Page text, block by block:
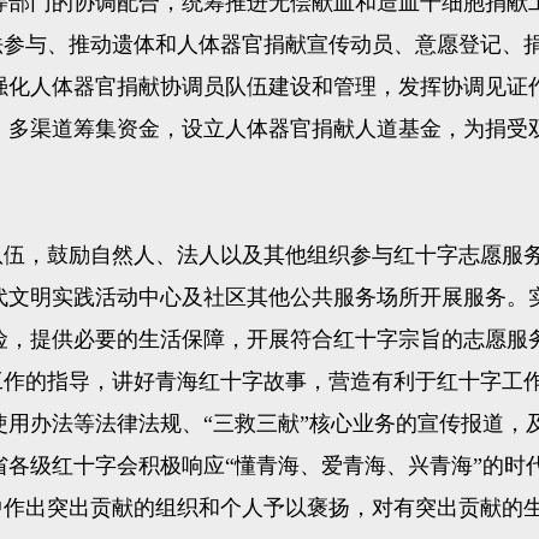
、推动遗体和人体器官捐献宣传动员、意愿登记、
人体器官捐献协调员队伍建设和管理，发挥协调见
渠道筹集资金，设立人体器官捐献人道基金，为捐受
鼓励自然人、法人以及其他组织参与红十字志愿服
明实践活动中心及社区其他公共服务场所开展服务
提供必要的生活保障，开展符合红十字宗旨的志愿服
指导，讲好青海红十字故事，营造有利于红十字工
办法等法律法规、“三救三献”核心业务的宣传报道
级红十字会积极响应“懂青海、爱青海、兴青海”的
突出贡献的组织和个人予以褒扬，对有突出贡献的